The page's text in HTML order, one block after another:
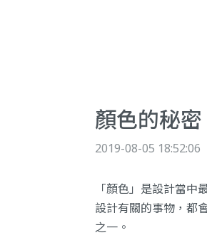
顏色的秘
2019-08-05 18:52:06
「顏色」是設計當
設計有關的事物，都
之一。